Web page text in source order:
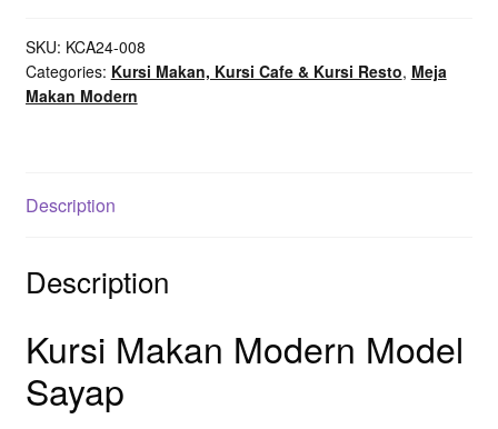
SKU: KCA24-008
Categories: Kursi Makan, Kursi Cafe & Kursi Resto, Meja
Makan Modern
Description
Description
Kursi Makan Modern Model
Sayap